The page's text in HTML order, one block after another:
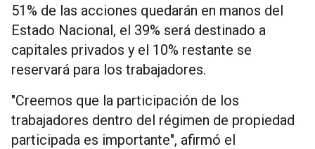
51% de las acciones quedarán en manos del
Estado Nacional, el 39% será destinado a
capitales privados y el 10% restante se
reservará para los trabajadores.
"Creemos que la participación de los
trabajadores dentro del régimen de propiedad
participada es importante", afirmó el